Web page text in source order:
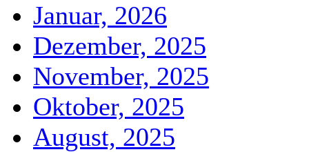
Januar, 2026
Dezember, 2025
November, 2025
Oktober, 2025
August, 2025